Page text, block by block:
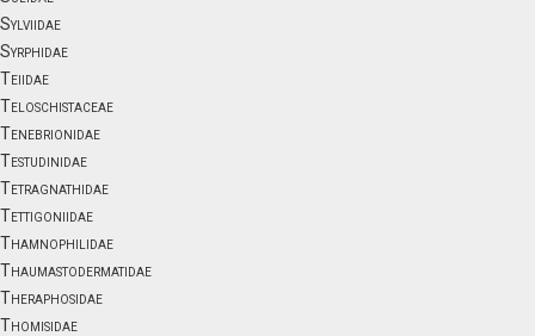
Sylviidae
Syrphidae
Teiidae
Teloschistaceae
Tenebrionidae
Testudinidae
Tetragnathidae
Tettigoniidae
Thamnophilidae
Thaumastodermatidae
Theraphosidae
Thomisidae